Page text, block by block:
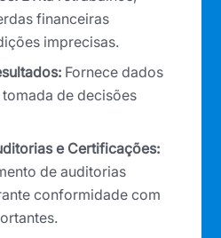
financeiras
imprecisas.
Fornece dados
de decisões
e Certificações:
de auditorias
conformidade com